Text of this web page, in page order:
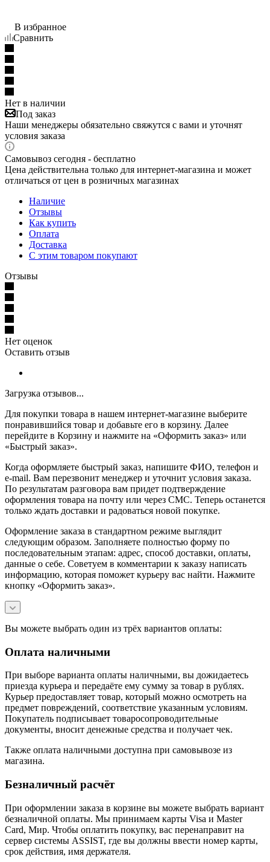
В избранное
Сравнить
Нет в наличии
Под заказ
Наши менеджеры обязательно свяжутся с вами и уточнят
условия заказа
Самовывоз сегодня - бесплатно
Цена действительна только для интернет-магазина и может
отличаться от цен в розничных магазинах
Наличие
Отзывы
Как купить
Оплата
Доставка
С этим товаром покупают
Отзывы
Нет оценок
Оставить отзыв
Загрузка отзывов...
Для покупки товара в нашем интернет-магазине выберите
понравившийся товар и добавьте его в корзину. Далее
перейдите в Корзину и нажмите на «Оформить заказ» или
«Быстрый заказ».
Когда оформляете быстрый заказ, напишите ФИО, телефон и
e-mail. Вам перезвонит менеджер и уточнит условия заказа.
По результатам разговора вам придет подтверждение
оформления товара на почту или через СМС. Теперь останется
только ждать доставки и радоваться новой покупке.
Оформление заказа в стандартном режиме выглядит
следующим образом. Заполняете полностью форму по
последовательным этапам: адрес, способ доставки, оплаты,
данные о себе. Советуем в комментарии к заказу написать
информацию, которая поможет курьеру вас найти. Нажмите
кнопку «Оформить заказ».
Вы можете выбрать один из трёх вариантов оплаты:
Оплата наличными
При выборе варианта оплаты наличными, вы дожидаетесь
приезда курьера и передаёте ему сумму за товар в рублях.
Курьер предоставляет товар, который можно осмотреть на
предмет повреждений, соответствие указанным условиям.
Покупатель подписывает товаросопроводительные
документы, вносит денежные средства и получает чек.
Также оплата наличными доступна при самовывозе из
магазина.
Безналичный расчёт
При оформлении заказа в корзине вы можете выбрать вариант
безналичной оплаты. Мы принимаем карты Visa и Master
Card, Мир. Чтобы оплатить покупку, вас перенаправит на
сервер системы ASSIST, где вы должны ввести номер карты,
срок действия, имя держателя.